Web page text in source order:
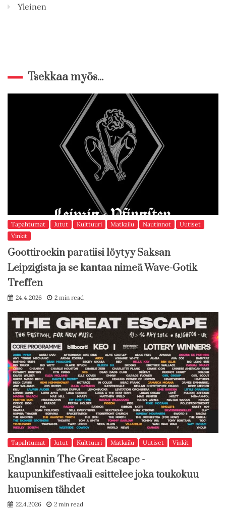
Yleinen
Tsekkaa myös...
Tapahtumat Jutut Kulttuuri Matkailu Nautinnot
Uutiset
Vinkit
Goottirockin paratiisi löytyy Saksan
Leipzigista ja se kantaa nimeä Wave-Gotik
Treffen
24.4.2026 2 min read
Tapahtumat Jutut Kulttuuri Matkailu Uutiset Vinkit
Englannin The Great Escape -
kaupunkifestivaali esittelee joka toukokuu
huomisen tähdet
22.4.2026 2 min read